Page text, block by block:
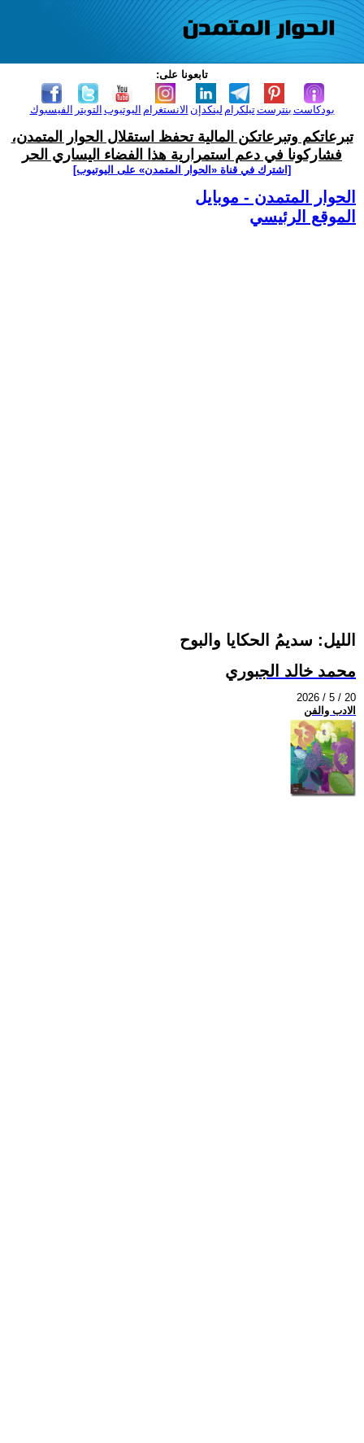
تابعونا على:
الفيسبوك التويتر اليوتيوب الانستغرام لينكدإن تيلكرامبنترست بودكاست
تبرعاتكم وتبرعاتكن المالية تحفظ استقلال الحوار المتمدن،
فشاركونا في دعم استمرارية هذا الفضاء اليساري الحر
[اشترك في قناة ‫«الحوار المتمدن» على اليوتيوب]
الحوار المتمدن - موبايل
الموقع الرئيسي
الليل: سديمُ الحكايا والبوح
محمد خالد الجبوري
2026 / 5 / 20
الادب والفن